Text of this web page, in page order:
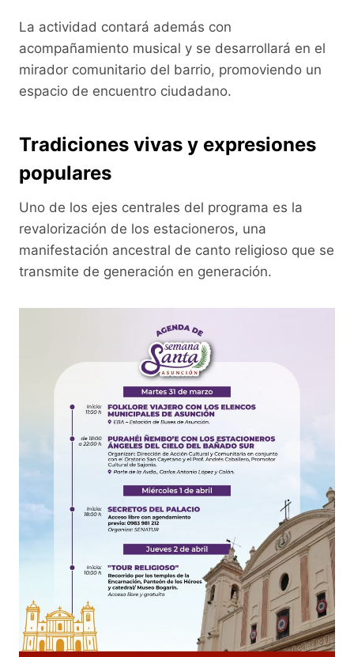
La actividad contará además con
acompañamiento musical y se desarrollará en el
mirador comunitario del barrio, promoviendo un
espacio de encuentro ciudadano.
Tradiciones vivas y expresiones
populares
Uno de los ejes centrales del programa es la
revalorización de los estacioneros, una
manifestación ancestral de canto religioso que se
transmite de generación en generación.